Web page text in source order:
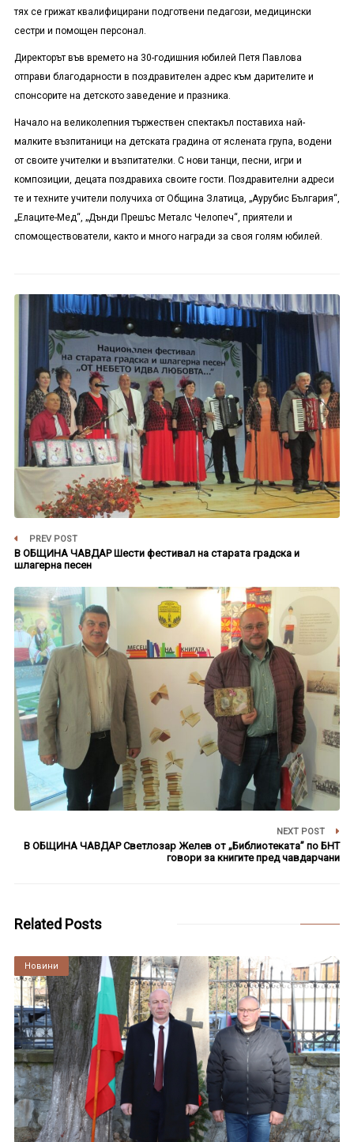
тях се грижат квалифицирани подготвени педагози, медицински
сестри и помощен персонал.
Директорът във времето на 30-годишния юбилей Петя Павлова
отправи благодарности в поздравителен адрес към дарителите и
спонсорите на детското заведение и празника.
Начало на великолепния тържествен спектакъл поставиха най-
малките възпитаници на детската градина от яслената група, водени
от своите учителки и възпитателки. С нови танци, песни, игри и
композиции, децата поздравиха своите гости. Поздравителни адреси
те и техните учители получиха от Община Златица, „Аурубис България“,
„Елаците-Мед“, „Дънди Прешъс Металс Челопеч“, приятели и
спомоществователи, както и много награди за своя голям юбилей.
PREV POST
В ОБЩИНА ЧАВДАР Шести фестивал на старата градска и
шлагерна песен
NEXT POST
В ОБЩИНА ЧАВДАР Светлозар Желев от „Библиотеката” по БНТ
говори за книгите пред чавдарчани
Related Posts
Култура
Новини